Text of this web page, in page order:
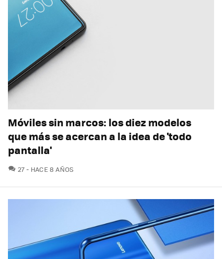
Móviles sin marcos: los diez modelos
que más se acercan a la idea de 'todo
pantalla'
27COMENTARIOS
HACE 8 AÑOS